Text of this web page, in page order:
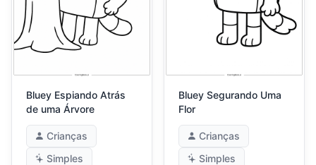
Bluey Espiando Atrás
de uma Árvore
Crianças
Simples
Bluey Segurando Uma
Flor
Crianças
Simples